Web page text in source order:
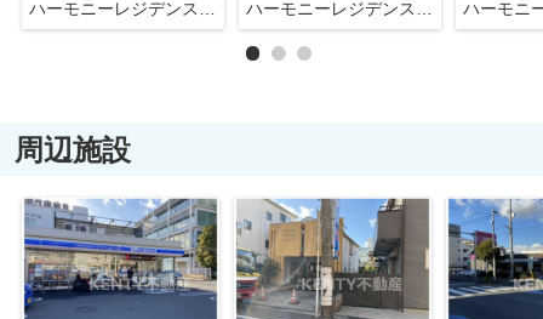
ハーモニーレジデンス東京サウスゲート ハーモニーレジデンス東京サウスゲート
周辺施設